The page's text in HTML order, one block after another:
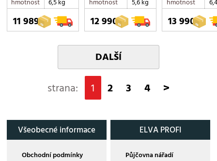
11 989,- 12 990,- 13 990,-
DALŠÍ
strana: 1 2 3 4 >
Všeobecné informace
Obchodní podmínky
ELVA PROFI
Půjčovna nářadí